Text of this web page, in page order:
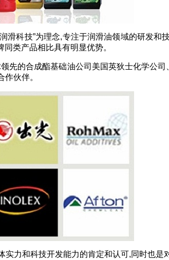
科技”为理念,专注于润滑油领域的研发和
类产品相比具有明显优势。
的合成酯基础油公司美国英狄士化学公司
伙伴。
实力和科技开发能力的肯定和认可,同时也